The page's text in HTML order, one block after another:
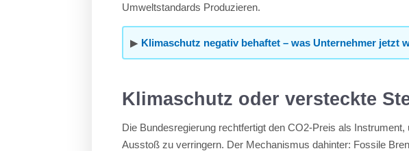
Umweltstandards Produzieren.
▶ Klimaschutz negativ behaftet – was Unternehmer jetzt
Klimaschutz oder versteckte
Die Bundesregierung rechtfertigt den CO2-Preis als
Ausstoß zu verringern. Der Mechanismus dahinter: Fossile